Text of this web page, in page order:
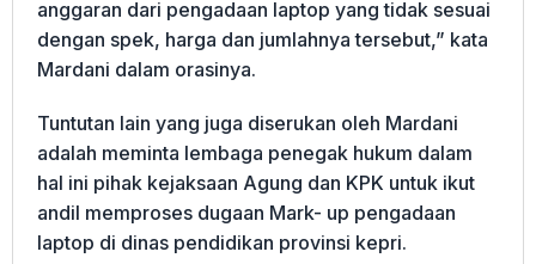
anggaran dari pengadaan laptop yang tidak sesuai
dengan spek, harga dan jumlahnya tersebut,” kata
Mardani dalam orasinya.
Tuntutan lain yang juga diserukan oleh Mardani
adalah meminta lembaga penegak hukum dalam
hal ini pihak kejaksaan Agung dan KPK untuk ikut
andil memproses dugaan Mark- up pengadaan
laptop di dinas pendidikan provinsi kepri.